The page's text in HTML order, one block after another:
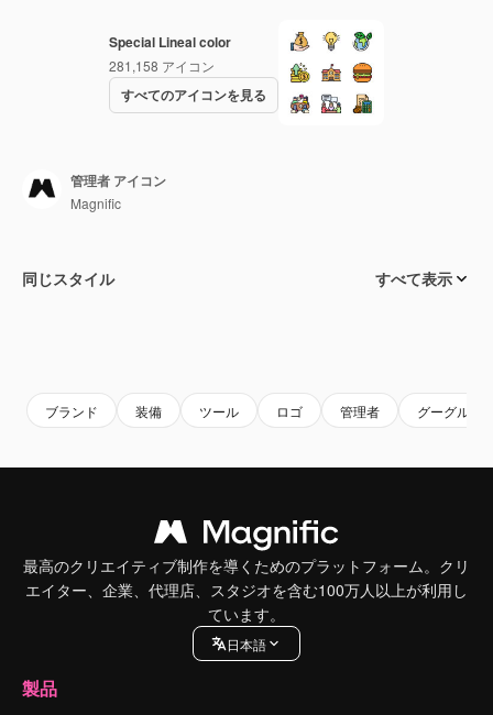
Special Lineal color
281,158 アイコン
すべてのアイコンを見る
管理者 アイコン
Magnific
同じスタイル すべて表示
ブランド 装備 ツール ロゴ 管理者 グーグル
最高のクリエイティブ制作を導くためのプラットフォーム。クリ
エイター、企業、代理店、スタジオを含む100万人以上が利用し
ています。
日本語
製品